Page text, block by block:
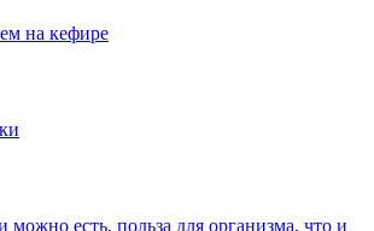
на кефире
есть, польза для организма, что и